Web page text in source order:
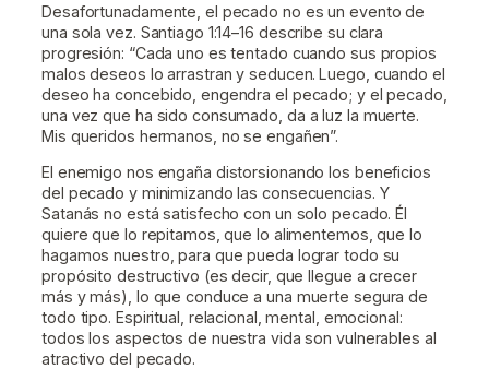
Desafortunadamente, el pecado no es un evento de
una sola vez. Santiago 1:14–16 describe su clara
progresión: “Cada uno es tentado cuando sus propios
malos deseos lo arrastran y seducen. Luego, cuando el
deseo ha concebido, engendra el pecado; y el pecado,
una vez que ha sido consumado, da a luz la muerte.
Mis queridos hermanos, no se engañen”.
El enemigo nos engaña distorsionando los beneficios
del pecado y minimizando las consecuencias. Y
Satanás no está satisfecho con un solo pecado. Él
quiere que lo repitamos, que lo alimentemos, que lo
hagamos nuestro, para que pueda lograr todo su
propósito destructivo (es decir, que llegue a crecer
más y más), lo que conduce a una muerte segura de
todo tipo. Espiritual, relacional, mental, emocional:
todos los aspectos de nuestra vida son vulnerables al
atractivo del pecado.